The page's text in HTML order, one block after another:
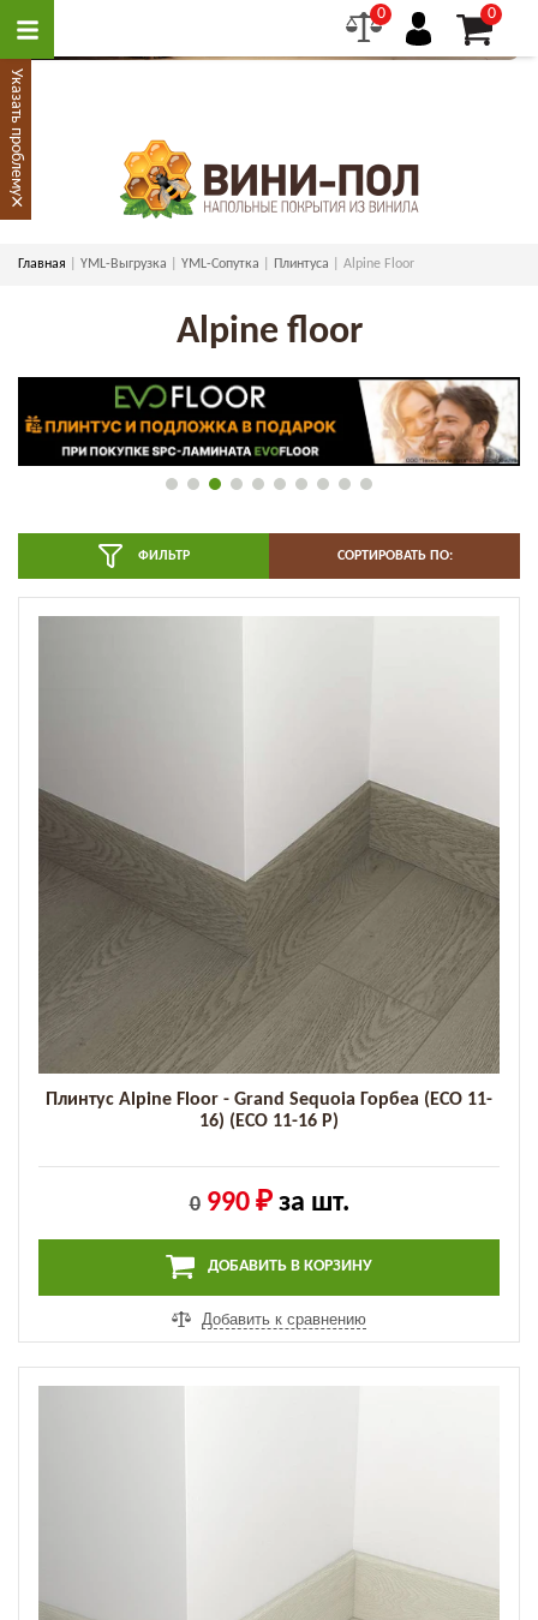
0 0
Главная YML-Выгрузка YML-Сопутка Плинтуса Alpine Floor
Alpine floor
ФИЛЬТР СОРТИРОВАТЬ ПО:
Плинтус Alpine Floor - Grand Sequoia Горбеа (ECO 11-
16) (ECO 11-16 P)
0 990 ₽за шт.
ДОБАВИТЬ В КОРЗИНУ
Добавить к сравнению
Указать проблему
×